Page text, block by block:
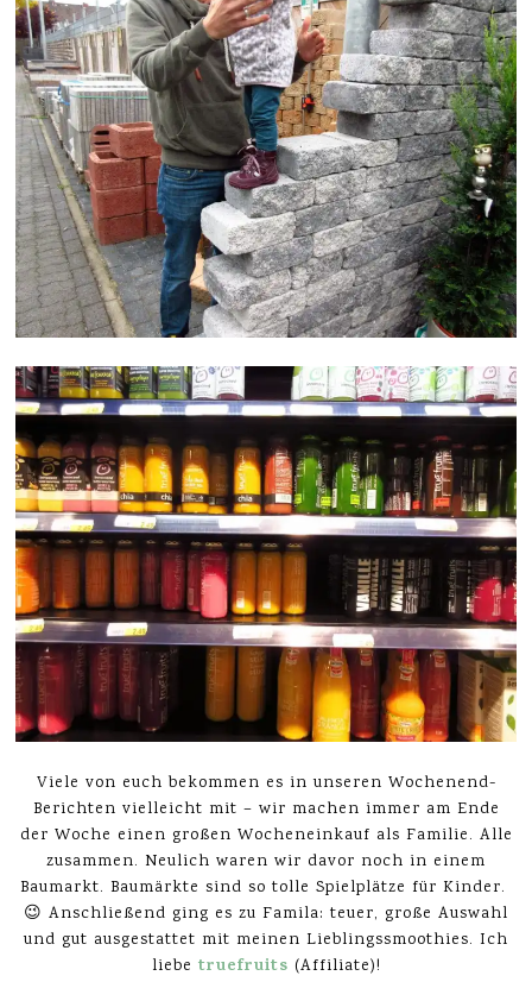
Viele von euch bekommen es in unseren Wochenend-
Berichten vielleicht mit – wir machen immer am Ende
der Woche einen großen Wocheneinkauf als Familie. Alle
zusammen. Neulich waren wir davor noch in einem
Baumarkt. Baumärkte sind so tolle Spielplätze für Kinder.
😉 Anschließend ging es zu Famila: teuer, große Auswahl
und gut ausgestattet mit meinen Lieblingssmoothies. Ich
liebe truefruits (Affiliate)!